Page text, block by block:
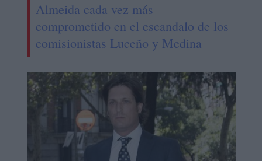
Almeida cada vez más
comprometido en el escandalo de los
comisionistas Luceño y Medina